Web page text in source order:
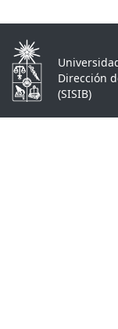
Dirección
(SISIB)